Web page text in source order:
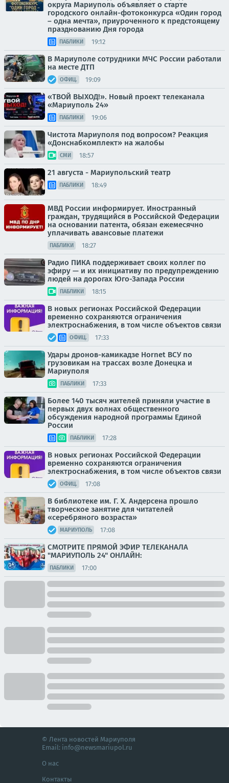
округа Мариуполь объявляет о старте
городского онлайн-фотоконкурса «Один город
– одна мечта», приуроченного к предстоящему
празднованию Дня города
ПАБЛИКИ 19:12
В Мариуполе сотрудники МЧС России работали
на месте ДТП
ОФИЦ. 19:09
«ТВОЙ ВЫХОД!». Новый проект телеканала
«Мариуполь 24»
ПАБЛИКИ 19:06
Чистота Мариуполя под вопросом? Реакция
«Донснабкомплект» на жалобы
СМИ 18:57
21 августа - Мариупольский театр
ПАБЛИКИ 18:49
МВД России информирует. Иностранный
граждан, трудящийся в Российской Федерации
на основании патента, обязан ежемесячно
уплачивать авансовые платежи
ПАБЛИКИ 18:27
Радио ПИКА поддерживает своих коллег по
эфиру — и их инициативу по предупреждению
людей на дорогах Юго-Запада России
ПАБЛИКИ 18:15
В новых регионах Российской Федерации
временно сохраняются ограничения
электроснабжения, в том числе объектов связи
ОФИЦ. 17:33
Удары дронов-камикадзе Hornet ВСУ по
грузовикам на трассах возле Донецка и
Мариуполя
ПАБЛИКИ 17:33
Более 140 тысяч жителей приняли участие в
первых двух волнах общественного
обсуждения народной программы Единой
России
ПАБЛИКИ 17:28
В новых регионах Российской Федерации
временно сохраняются ограничения
электроснабжения, в том числе объектов связи
ОФИЦ. 17:08
В библиотеке им. Г. Х. Андерсена прошло
творческое занятие для читателей
«серебряного возраста»
МАРИУПОЛЬ 17:08
СМОТРИТЕ ПРЯМОЙ ЭФИР ТЕЛЕКАНАЛА
"МАРИУПОЛЬ 24" ОНЛАЙН:
ПАБЛИКИ 17:00
© Лента новостей Мариуполя
Email: info@newsmariupol.ru
О нас
Контакты